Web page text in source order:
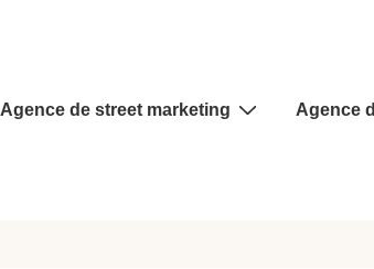
Agence de street marketing Agence